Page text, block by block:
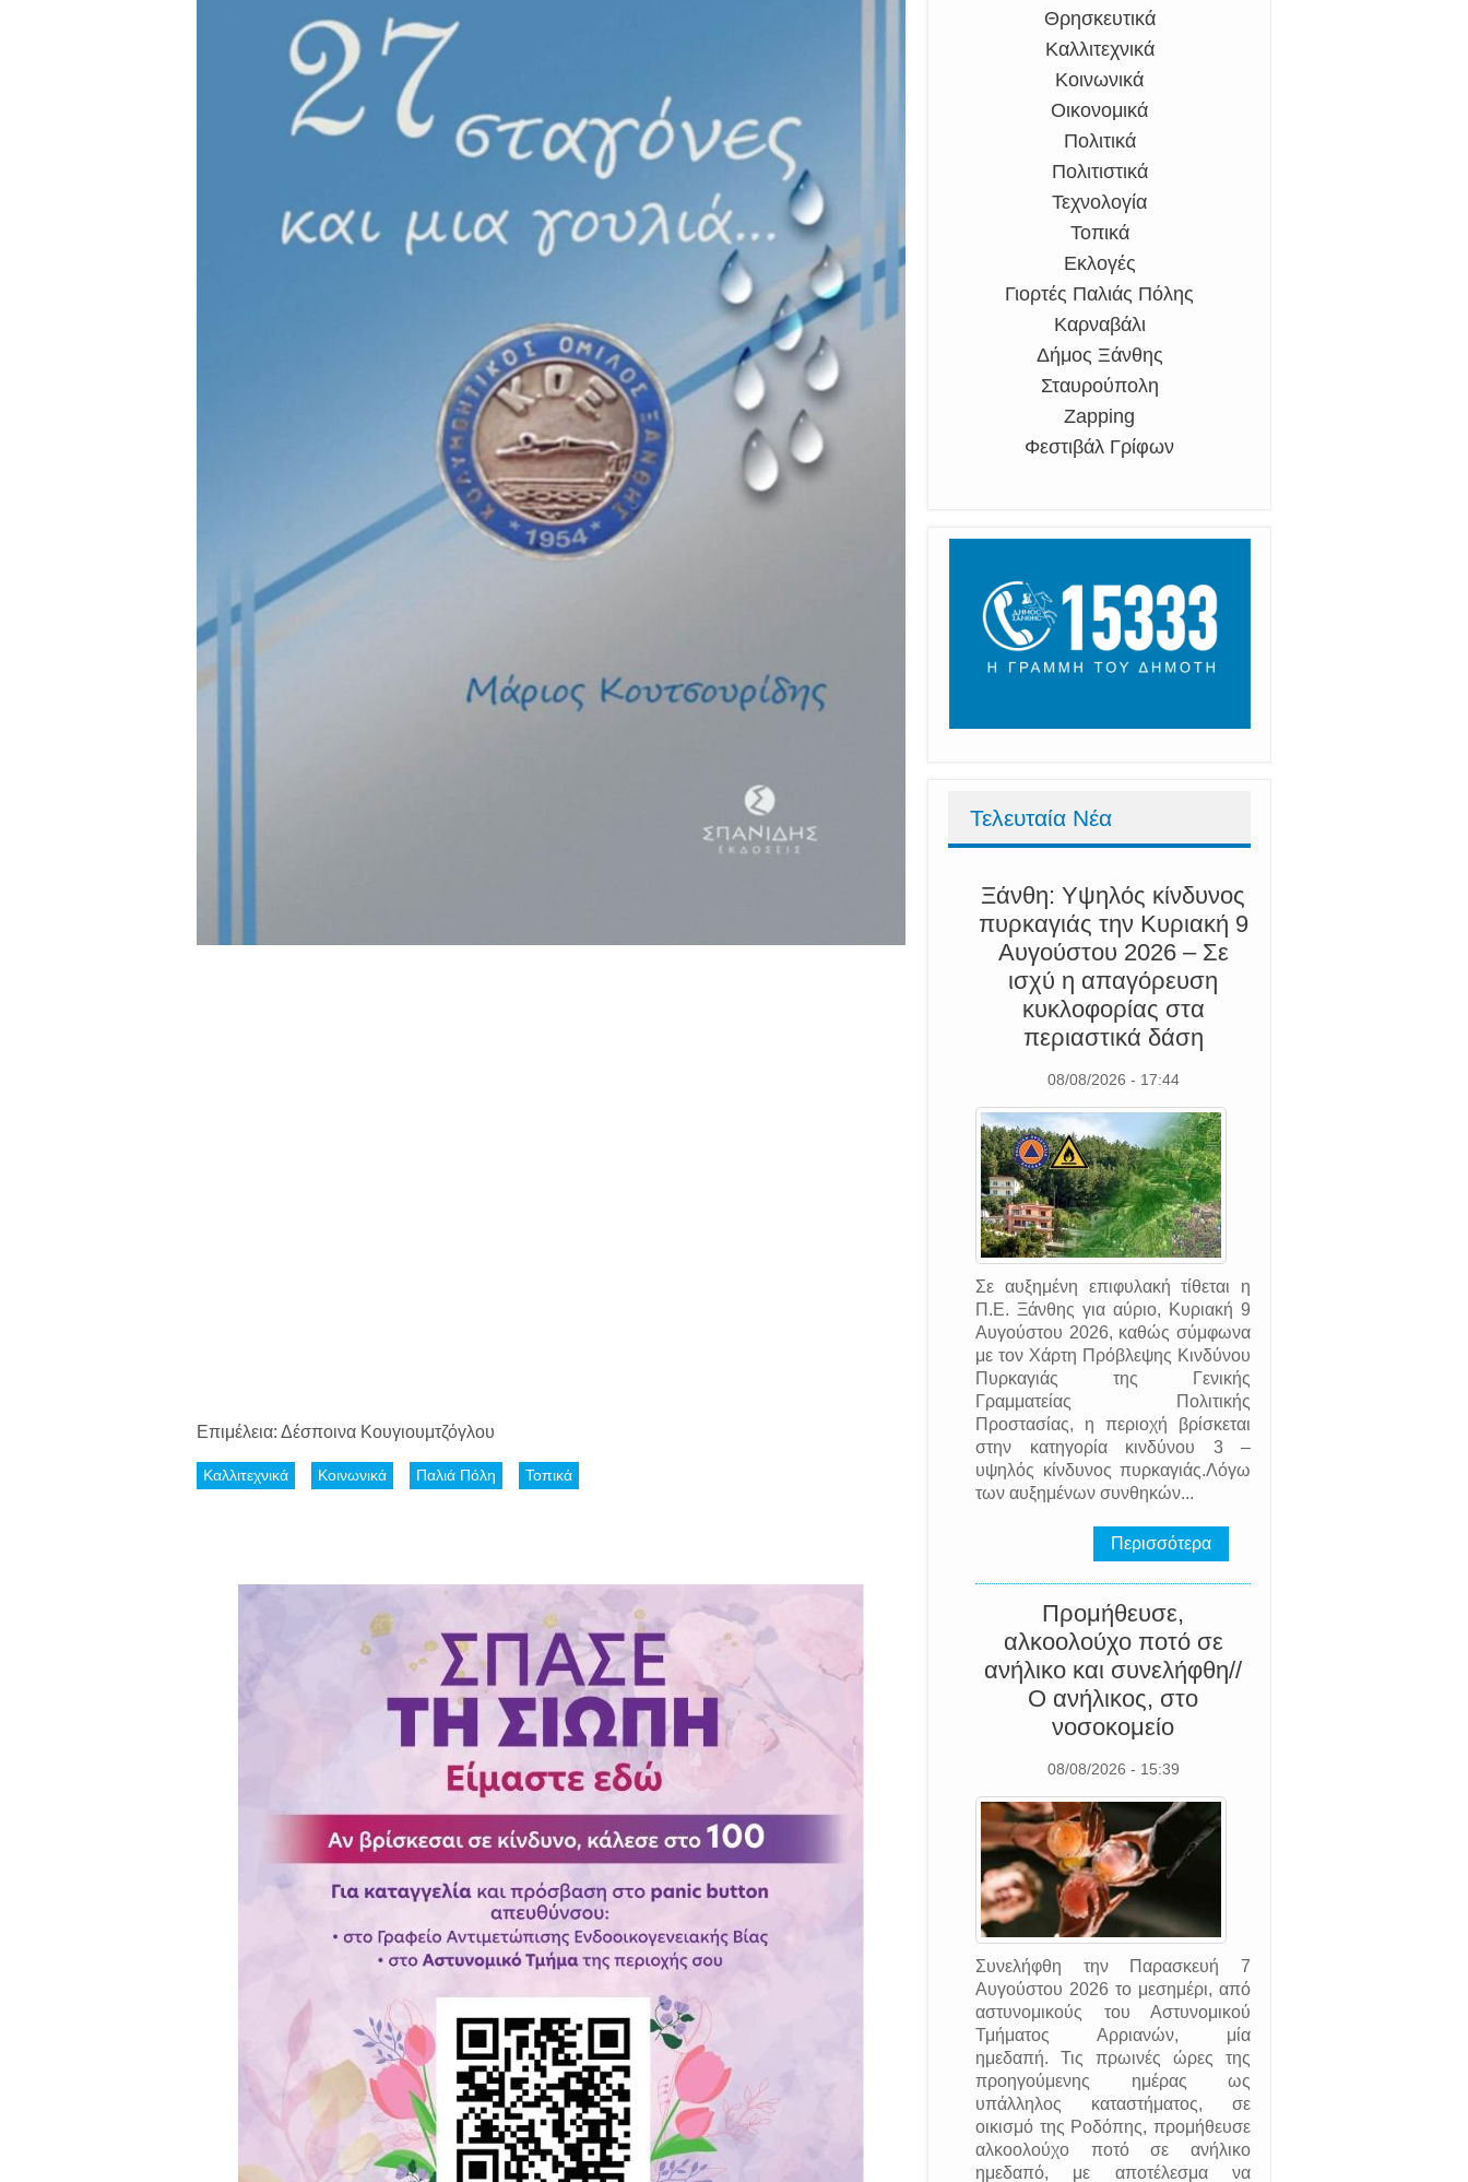
Επιμέλεια: Δέσποινα Κουγιουμτζόγλου
Καλλιτεχνικά Κοινωνικά Παλιά Πόλη Τοπικά
Θρησκευτικά
Καλλιτεχνικά
Κοινωνικά
Οικονομικά
Πολιτικά
Πολιτιστικά
Τεχνολογία
Τοπικά
Εκλογές
Γιορτές Παλιάς Πόλης
Καρναβάλι
Δήμος Ξάνθης
Σταυρούπολη
Zapping
Φεστιβάλ Γρίφων
Τελευταία Νέα
Ξάνθη: Υψηλός κίνδυνος
πυρκαγιάς την Κυριακή 9
Αυγούστου 2026 – Σε
ισχύ η απαγόρευση
κυκλοφορίας στα
περιαστικά δάση
08/08/2026 - 17:44
Σε αυξημένη επιφυλακή τίθεται η
Π.Ε. Ξάνθης για αύριο, Κυριακή 9
Αυγούστου 2026, καθώς σύμφωνα
με τον Χάρτη Πρόβλεψης Κινδύνου
Πυρκαγιάς της Γενικής
Γραμματείας Πολιτικής
Προστασίας, η περιοχή βρίσκεται
στην κατηγορία κινδύνου 3 –
υψηλός κίνδυνος πυρκαγιάς.Λόγω
των αυξημένων συνθηκών...
Περισσότερα
Προμήθευσε,
αλκοολούχο ποτό σε
ανήλικο και συνελήφθη//
Ο ανήλικος, στο
νοσοκομείο
08/08/2026 - 15:39
Συνελήφθη την Παρασκευή 7
Αυγούστου 2026 το μεσημέρι, από
αστυνομικούς του Αστυνομικού
Τμήματος Αρριανών, μία
ημεδαπή. Τις πρωινές ώρες της
προηγούμενης ημέρας ως
υπάλληλος καταστήματος, σε
οικισμό της Ροδόπης, προμήθευσε
αλκοολούχο ποτό σε ανήλικο
ημεδαπό, με αποτέλεσμα να